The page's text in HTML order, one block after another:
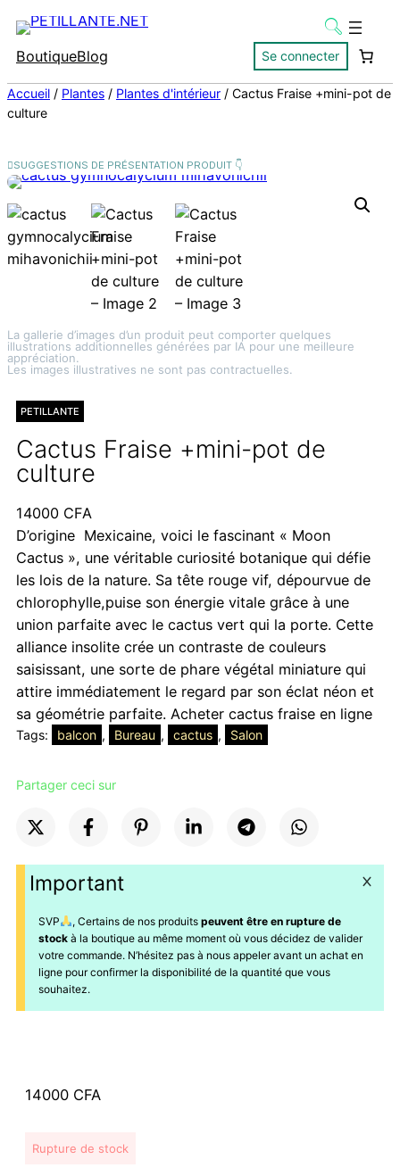
BoutiqueBlog Se connecter
Accueil / Plantes / Plantes d'intérieur / Cactus Fraise +mini-pot de
culture
La gallerie d’images d’un produit peut comporter quelques
illustrations additionnelles générées par IA pour une meilleure
appréciation.
Les images illustratives ne sont pas contractuelles.
PETILLANTE
Cactus Fraise +mini-pot de
culture
14000 CFA
D’origine Mexicaine, voici le fascinant « Moon
Cactus », une véritable curiosité botanique qui défie
les lois de la nature. Sa tête rouge vif, dépourvue de
chlorophylle,puise son énergie vitale grâce à une
union parfaite avec le cactus vert qui la porte. Cette
alliance insolite crée un contraste de couleurs
saisissant, une sorte de phare végétal miniature qui
attire immédiatement le regard par son éclat néon et
sa géométrie parfaite. Acheter cactus fraise en ligne
Tags: balcon , Bureau , cactus , Salon
Partager ceci sur
Important
SVP , Certains de nos produits peuvent être en rupture de
stock à la boutique au même moment où vous décidez de valider
votre commande. N’hésitez pas à nous appeler avant un achat en
ligne pour confirmer la disponibilité de la quantité que vous
souhaitez.
14000 CFA
Rupture de stock